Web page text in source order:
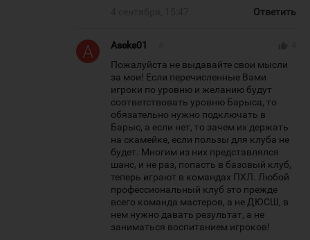
Ответить
Aseke01
Пожалуйста не выдавайте свои мысли
за мои! Если перечисленные Вами
игроки по уровню и желанию будут
соответствовать уровню Барыса, то
обязательно нужно подключать в
Барыс, а если нет, то зачем их держать
на скамейке, если пользы для клуба не
будет. Многим из них представлялся
шанс, и не раз, попасть в базовый клуб,
теперь играют в командах ПХЛ. Любой
профессиональный клуб это прежде
всего команда мастеров, а не ДЮСШ, в
нем нужно давать результат, а не
заниматься воспитанием игроков!